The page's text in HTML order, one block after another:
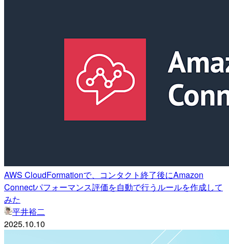
AWS CloudFormationで、コンタクト終了後にAmazon
Connectパフォーマンス評価を自動で行うルールを作成して
みた
平井裕二
2025.10.10